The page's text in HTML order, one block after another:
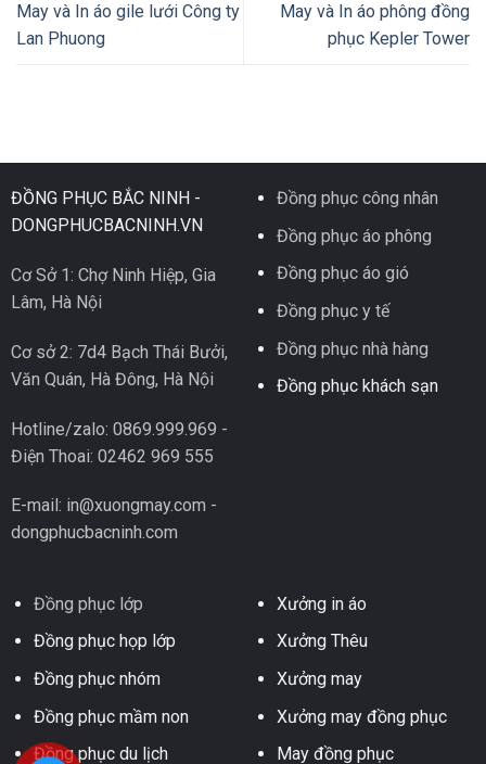
May và In áo gile lưới Công ty
Lan Phuong
May và In áo phông đồng
phục Kepler Tower
ĐỒNG PHỤC BẮC NINH -
DONGPHUCBACNINH.VN
Cơ Sở 1: Chợ Ninh Hiệp, Gia
Lâm, Hà Nội
Cơ sở 2: 7d4 Bạch Thái Bưởi,
Văn Quán, Hà Đông, Hà Nội
Hotline/zalo: 0869.999.969 -
Điện Thoai: 02462 969 555
E-mail: in@xuongmay.com -
dongphucbacninh.com
Đồng phục công nhân
Đồng phục áo phông
Đồng phục áo gió
Đồng phục y tế
Đồng phục nhà hàng
Đồng phục khách sạn
Đồng phục lớp
Đồng phục họp lớp
Đồng phục nhóm
Đồng phục mầm non
Đồng phục du lịch
Xưởng in áo
Xưởng Thêu
Xưởng may
Xưởng may đồng phục
May đồng phục